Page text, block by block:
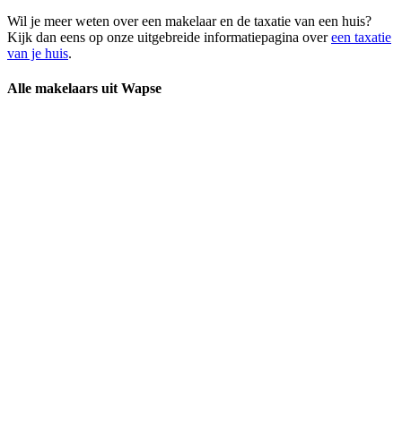
Wil je meer weten over een makelaar en de taxatie van een huis?
Kijk dan eens op onze uitgebreide informatiepagina overeen taxatie
van je huis.
Alle makelaars uit Wapse